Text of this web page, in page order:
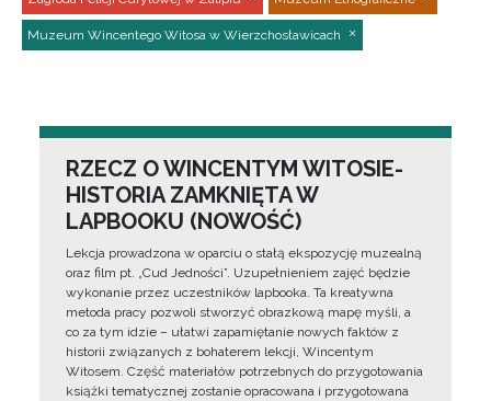
Muzeum Wincentego Witosa w Wierzchosławicach
RZECZ O WINCENTYM WITOSIE-
HISTORIA ZAMKNIĘTA W
LAPBOOKU (NOWOŚĆ)
Lekcja prowadzona w oparciu o stałą ekspozycję muzealną
oraz film pt. „Cud Jedności”. Uzupełnieniem zajęć będzie
wykonanie przez uczestników lapbooka. Ta kreatywna
metoda pracy pozwoli stworzyć obrazkową mapę myśli, a
co za tym idzie – ułatwi zapamiętanie nowych faktów z
historii związanych z bohaterem lekcji, Wincentym
Witosem. Część materiałów potrzebnych do przygotowania
książki tematycznej zostanie opracowana i przygotowana